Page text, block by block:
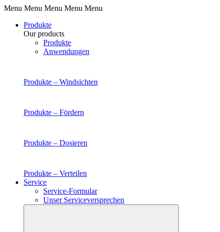
Menu Menu Menu Menu Menu
Produkte
Our products
Produkte
Anwendungen
Produkte – Windsichten
Produkte – Fördern
Produkte – Dosieren
Produkte – Verteilen
Service
Service-Formular
Unser Serviceversprechen